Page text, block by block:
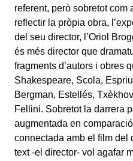
referent, però sobretot com
reflectir la pròpia obra,
del seu director, l’Oriol
és més director que
fragments d’autors i obres
Shakespeare, Scola,
Bergman, Estellés,
Fellini. Sobretot la darrera
augmentada en
connectada amb el film del
text -el director- vol agafar